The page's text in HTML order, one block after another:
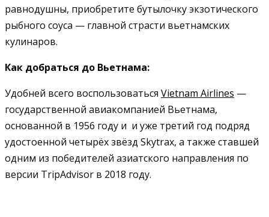
равнодушны, приобретите бутылочку экзотического
рыбного соуса — главной страсти вьетнамских
кулинаров.
Как добраться до Вьетнама:
Удобней всего воспользоваться Vietnam Airlines —
государственной авиакомпанией Вьетнама,
основанной в 1956 году и и уже третий год подряд
удостоенной четырёх звёзд Skytrax, а также ставшей
одним из победителей азиатского направления по
версии TripAdvisor в 2018 году.